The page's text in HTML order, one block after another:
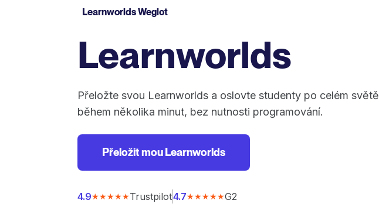
Learnworlds Weglot
Learnworlds
Přeložte svou Learnworlds a oslovte studenty po celém světě
během několika minut, bez nutnosti programování.
Přeložit mou Learnworlds
4.9★★★★★Trustpilot4.7★★★★★G2